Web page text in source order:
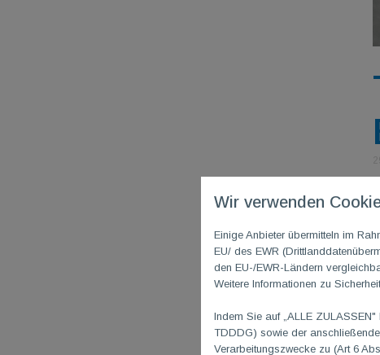
Wir verwenden
Einige Anbieter übermitteln im
EU/ des EWR
den EU-/EWR-Ländern
Weitere Informationen zu
Indem Sie auf „ALLE
TDDDG) sowie der
Verarbeitungszwecke zu (Art 6